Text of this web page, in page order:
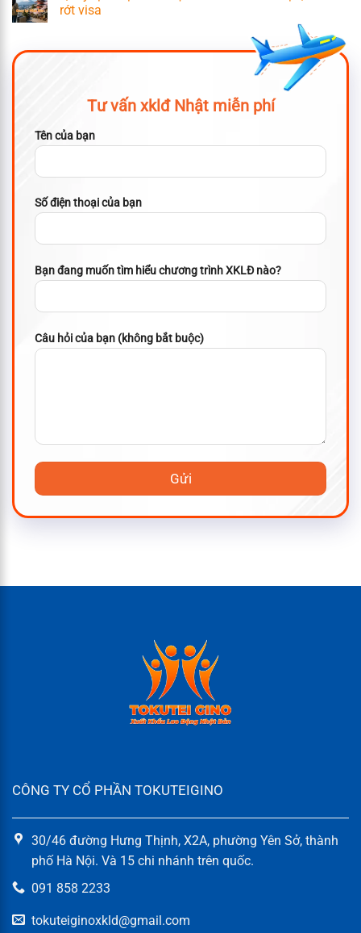
rớt visa
Tư vấn xklđ Nhật miễn phí
Tên của bạn
Số điện thoại của bạn
Bạn đang muốn tìm hiểu chương trình XKLĐ nào?
Câu hỏi của bạn (không bắt buộc)
CÔNG TY CỔ PHẦN TOKUTEIGINO
30/46 đường Hưng Thịnh, X2A, phường Yên Sở, thành
phố Hà Nội. Và 15 chi nhánh trên quốc.
091 858 2233
tokuteiginoxkld@gmail.com